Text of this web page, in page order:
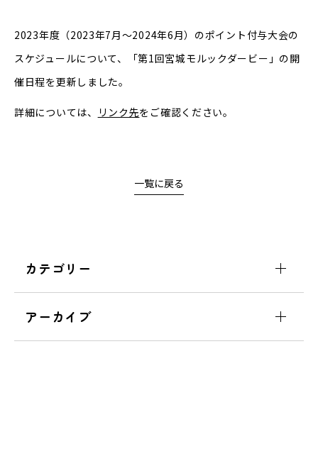
2023年度（2023年7月～2024年6月）のポイント付与大会の
スケジュールについて、「第1回宮城モルックダービー」の開
催日程を更新しました。
詳細については、 リンク先をご確認ください。
一覧に戻る
カテゴリー
アーカイブ